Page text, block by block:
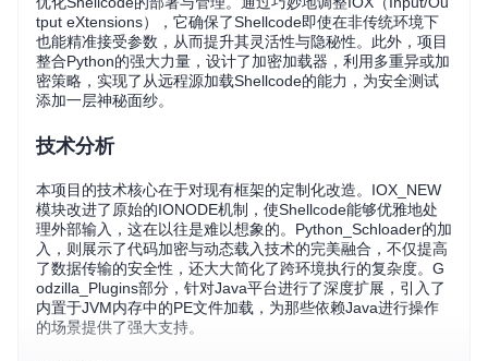
tput eXtensions），它确保了Shellcode即使在非传统环境下
也能精准接受参数，从而提升其灵活性与隐秘性。此外，项目
整合Python的强大力量，设计了加密加载器，利用多重异或加
密策略，实现了从远程源加载Shellcode的能力，为安全测试
添加一层神秘面纱。
技术分析
本项目的技术核心在于对现有框架的定制化改造。IOX_NEW
模块改进了原始的IONODE机制，使Shellcode能够优雅地处
理外部输入，这在以往是难以想象的。Python_Schloader的加
入，则展示了代码加密与动态载入技术的完美融合，不仅提高
了数据传输的安全性，还大大简化了跨环境执行的复杂度。G
odzilla_Plugins部分，针对Java平台进行了深度扩展，引入了
内置于JVM内存中的PE文件加载，为那些依赖Java进行操作
的场景提供了强大支持。